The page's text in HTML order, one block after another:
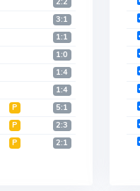
3:1
1:1
1:0
1:4
1:4
Р 5:1
Р 2:3
Р 2:1